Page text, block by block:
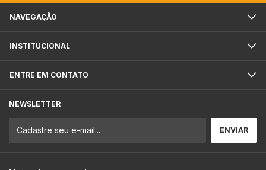
NAVEGAÇÃO
INSTITUCIONAL
ENTRE EM CONTATO
NEWSLETTER